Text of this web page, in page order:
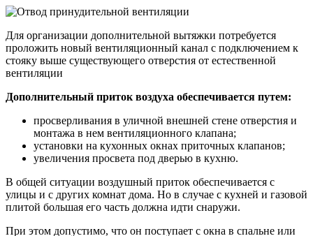
Для организации дополнительной вытяжки потребуется
проложить новый вентиляционный канал с подключением к
стояку выше существующего отверстия от естественной
вентиляции
Дополнительный приток воздуха обеспечивается путем:
просверливания в уличной внешней стене отверстия и
монтажа в нем вентиляционного клапана;
установки на кухонных окнах приточных клапанов;
увеличения просвета под дверью в кухню.
В общей ситуации воздушный приток обеспечивается с
улицы и с других комнат дома. Но в случае с кухней и газовой
плитой большая его часть должна идти снаружи.
При этом допустимо, что он поступает с окна в спальне или